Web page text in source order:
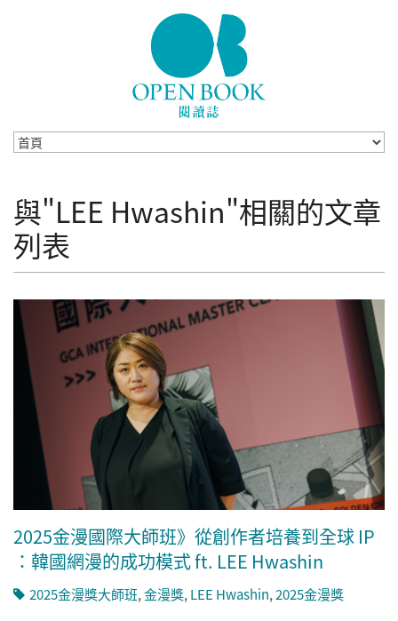
與"LEE Hwashin"相關的文章
列表
2025金漫國際大師班》從創作者培養到全球 IP
：韓國網漫的成功模式 ft. LEE Hwashin
2025金漫獎大師班,金漫獎,LEE Hwashin,2025金漫獎